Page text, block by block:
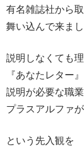
有名雑誌社から
舞い込んで来まし
説明しなくても
『あなたレター
説明が必要な職
プラスアルファ
という先入観を